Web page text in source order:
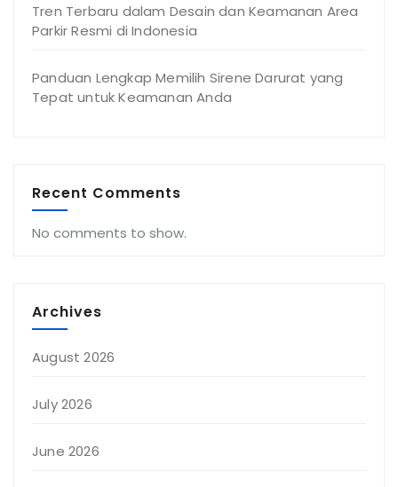
Tren Terbaru dalam Desain dan Keamanan Area
Parkir Resmi di Indonesia
Panduan Lengkap Memilih Sirene Darurat yang
Tepat untuk Keamanan Anda
Recent Comments
No comments to show.
Archives
August 2026
July 2026
June 2026